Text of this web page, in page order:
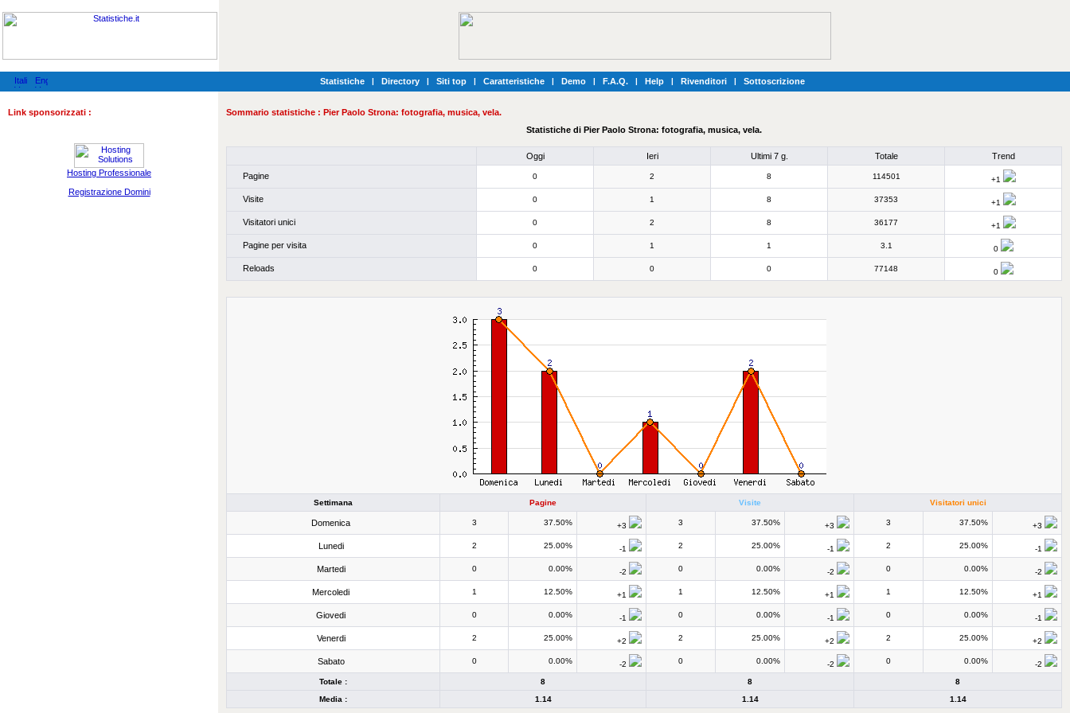
Statistiche | Directory | Siti top | Caratteristiche | Demo | F.A.Q. | Help | Rivenditori | Sottoscrizione
Link sponsorizzati :
Hosting Professionale
Registrazione Domini
Sommario statistiche : Pier Paolo Strona: fotografia, musica, vela.
Statistiche di Pier Paolo Strona: fotografia, musica, vela.
Oggi Ieri Ultimi 7 g. Totale Trend
Pagine 0 2 8 114501 +1
Visite 0 1 8 37353 +1
Visitatori unici 0 2 8 36177 +1
Pagine per visita 0 1 1 3.1 0
Reloads 0 0 0 77148 0
Settimana Pagine Visite Visitatori unici
Domenica 3 37.50% +3 3 37.50% +3 3 37.50% +3
Lunedi 2 25.00% -1 2 25.00% -1 2 25.00% -1
Martedi 0 0.00% -2 0 0.00% -2 0 0.00% -2
Mercoledi 1 12.50% +1 1 12.50% +1 1 12.50% +1
Giovedi 0 0.00% -1 0 0.00% -1 0 0.00% -1
Venerdi 2 25.00% +2 2 25.00% +2 2 25.00% +2
Sabato 0 0.00% -2 0 0.00% -2 0 0.00%
-2
Totale :
8 8
8
Media :
1.14 1.14 1.14